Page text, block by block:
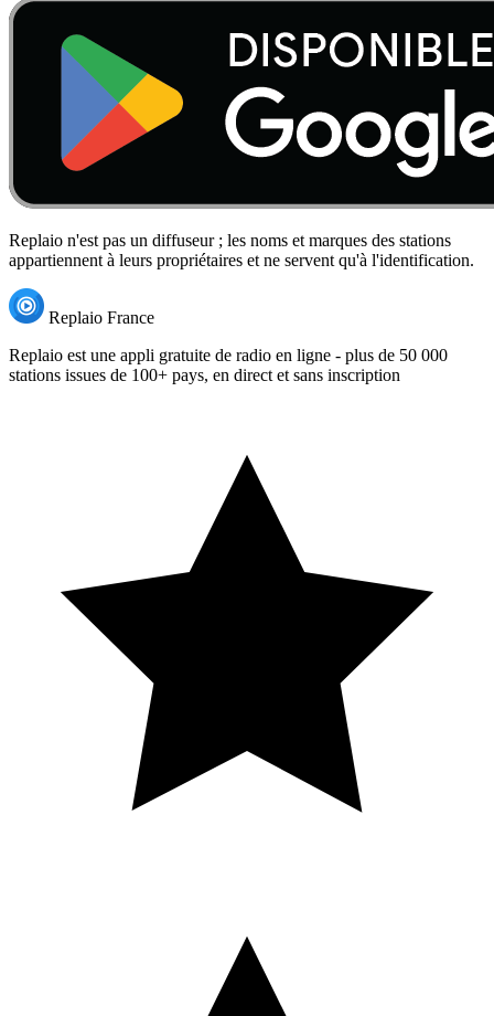
Replaio n'est pas un diffuseur ; les noms et marques des stations
appartiennent à leurs propriétaires et ne servent qu'à l'identification.
Replaio France
Replaio est une appli gratuite de radio en ligne - plus de 50 000
stations issues de 100+ pays, en direct et sans inscription